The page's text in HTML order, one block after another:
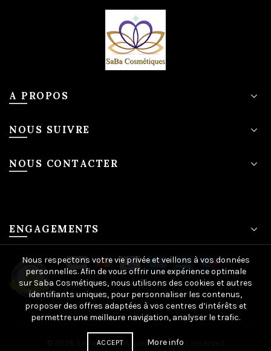
A PROPOS
NOUS SUIVRE
NOUS CONTACTER
ENGAGEMENTS
SaBa-cosmetiques. All rights reserved
Nous respectons votre vie privée et veillons à vos données
personnelles. Afin de vous offrir une expérience optimale
sur Saba Cosmétiques, nous utilisons des cookies et autres
identifiants uniques, pour personnaliser les contenus,
proposer des offres adaptées à vos centres d’intérêts et
permettre une meilleure navigation, analyser le trafic.
ACCEPT More info